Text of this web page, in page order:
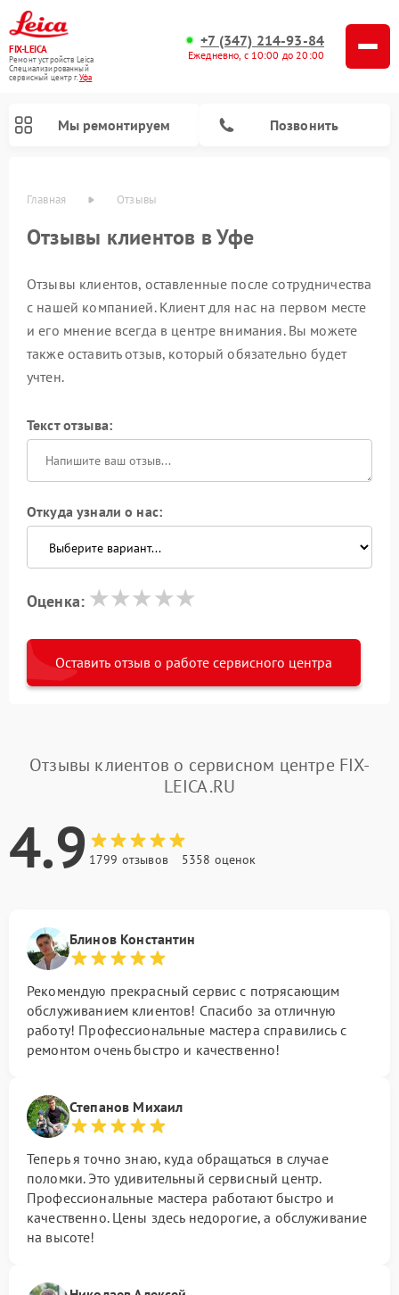
FIX-LEICA
Ремонт устройств Leica
Специализированный
cервисный центр г.Уфа
+7 (347) 214-93-84
Ежедневно, с 10:00 до 20:00
Мы ремонтируем Позвонить
Главная Отзывы
Отзывы клиентов в Уфе
Отзывы клиентов, оставленные после сотрудничества
с нашей компанией. Клиент для нас на первом месте
и его мнение всегда в центре внимания. Вы можете
также оставить отзыв, который обязательно будет
учтен.
Текст отзыва:
Откуда узнали о нас:
Оценка:
Оставить отзыв о работе сервисного центра
Отзывы клиентов о сервисном центре FIX-
LEICA.RU
4.9 1799 отзывов 5358 оценок
Блинов Константин
Рекомендую прекрасный сервис с потрясающим
обслуживанием клиентов! Спасибо за отличную
работу! Профессиональные мастера справились с
ремонтом очень быстро и качественно!
Степанов Михаил
Теперь я точно знаю, куда обращаться в случае
поломки. Это удивительный сервисный центр.
Профессиональные мастера работают быстро и
качественно. Цены здесь недорогие, а обслуживание
на высоте!